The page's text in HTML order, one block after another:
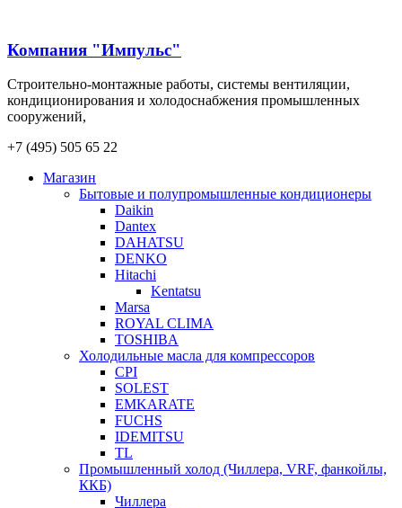
Компания "Импульс"
Строительно-монтажные работы, системы вентиляции,
кондиционирования и холодоснабжения промышленных
сооружений,
+7 (495) 505 65 22
Магазин
Бытовые и полупромышленные кондиционеры
Daikin
Dantex
DAHATSU
DENKO
Hitachi
Kentatsu
Marsa
ROYAL CLIMA
TOSHIBA
Холодильные масла для компрессоров
CPI
SOLEST
EMKARATE
FUCHS
IDEMITSU
TL
Промышленный холод (Чиллера, VRF, фанкойлы,
ККБ)
Чиллера